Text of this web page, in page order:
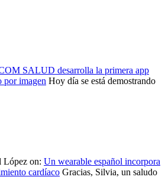
SALUD desarrolla la primera app
por imagen Hoy día se está demostrando
López on: Un wearable español incorpora
cardíaco Gracias, Silvia, un saludo